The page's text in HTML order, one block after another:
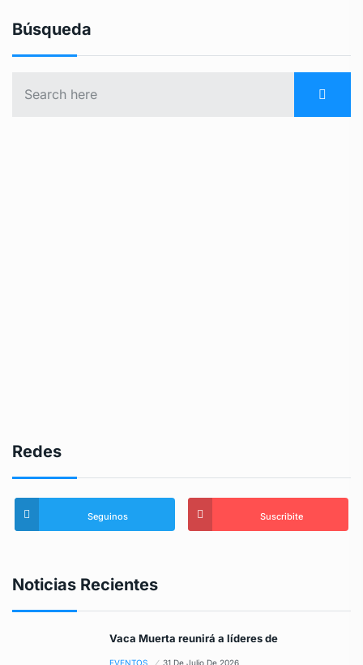
Búsqueda
Redes
Seguinos Suscribite
Noticias Recientes
Vaca Muerta reunirá a líderes de
EVENTOS 31 De Julio De 2026